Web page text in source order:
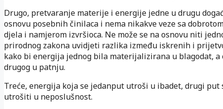
Drugo, pretvaranje materije i energije jedne u drugu
osnovu posebnih činilaca i nema nikakve veze sa
djela i namjerom izvršioca. Ne može se na osnovu niti
prirodnog zakona uvidjeti razlika između iskrenih i
kako bi energija jednog bila materijalizirana u blagodat, a
drugog u patnju.
Treće, energija koja se jedanput utroši u ibadet, drugi put
utrošiti u neposlušnost.